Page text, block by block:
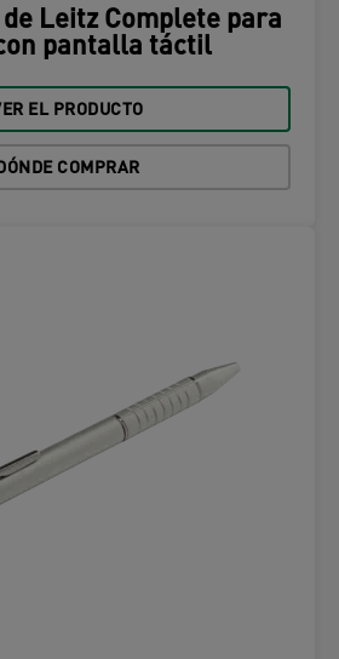
Leitz Complete para
pantalla táctil
EL PRODUCTO
COMPRAR